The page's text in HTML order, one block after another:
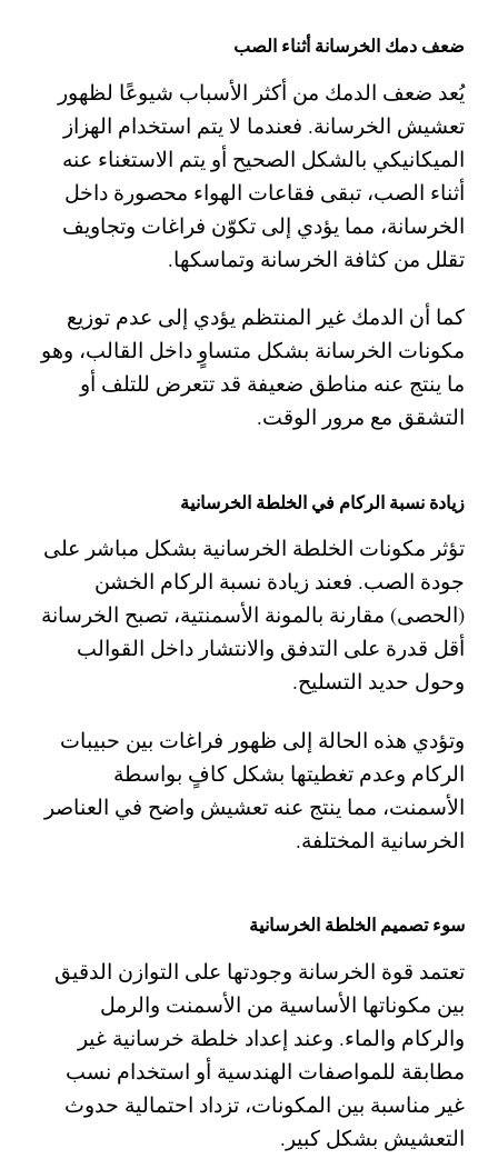
ضعف دمك الخرسانة أثناء الصب
يُعد ضعف الدمك من أكثر الأسباب شيوعًا لظهور
تعشيش الخرسانة. فعندما لا يتم استخدام الهزاز
الميكانيكي بالشكل الصحيح أو يتم الاستغناء عنه
أثناء الصب، تبقى فقاعات الهواء محصورة داخل
الخرسانة، مما يؤدي إلى تكوّن فراغات وتجاويف
تقلل من كثافة الخرسانة وتماسكها.
كما أن الدمك غير المنتظم يؤدي إلى عدم توزيع
مكونات الخرسانة بشكل متساوٍ داخل القالب، وهو
ما ينتج عنه مناطق ضعيفة قد تتعرض للتلف أو
التشقق مع مرور الوقت.
زيادة نسبة الركام في الخلطة الخرسانية
تؤثر مكونات الخلطة الخرسانية بشكل مباشر على
جودة الصب. فعند زيادة نسبة الركام الخشن
(الحصى) مقارنة بالمونة الأسمنتية، تصبح الخرسانة
أقل قدرة على التدفق والانتشار داخل القوالب
وحول حديد التسليح.
وتؤدي هذه الحالة إلى ظهور فراغات بين حبيبات
الركام وعدم تغطيتها بشكل كافٍ بواسطة
الأسمنت، مما ينتج عنه تعشيش واضح في العناصر
الخرسانية المختلفة.
سوء تصميم الخلطة الخرسانية
تعتمد قوة الخرسانة وجودتها على التوازن الدقيق
بين مكوناتها الأساسية من الأسمنت والرمل
والركام والماء. وعند إعداد خلطة خرسانية غير
مطابقة للمواصفات الهندسية أو استخدام نسب
غير مناسبة بين المكونات، تزداد احتمالية حدوث
التعشيش بشكل كبير.